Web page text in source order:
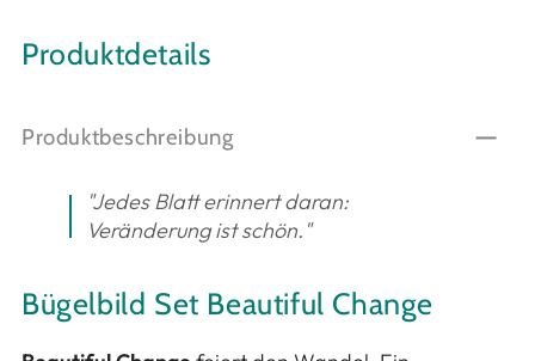
Produktdetails
Produktbeschreibung
"Jedes Blatt erinnert daran:
Veränderung ist schön."
Bügelbild Set Beautiful Change